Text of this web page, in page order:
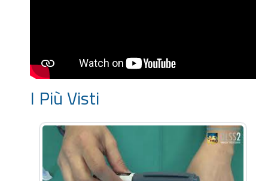
I Più Visti